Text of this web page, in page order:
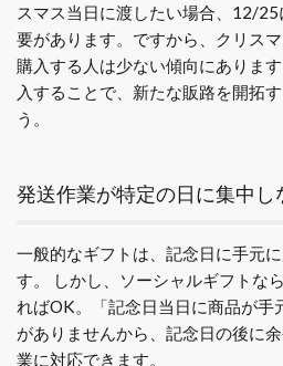
スマス当日に渡したい場合、12/
要があります。ですから、クリス
購入する人は少ない傾向にあります
入することで、新たな販路を開拓
う。
発送作業が特定の日に集中し
一般的なギフトは、記念日に手元
す。
しかし、ソーシャルギフトな
ればOK。「記念日当日に商品が手
がありませんから、記念日の後に
業に対応できます。